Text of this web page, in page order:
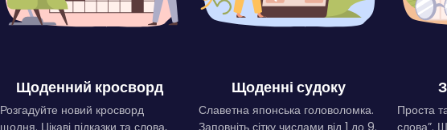
Щоденний кросворд
Розгадуйте новий кросворд
Щоденні судоку
Славетна японська головоломка.
Проста